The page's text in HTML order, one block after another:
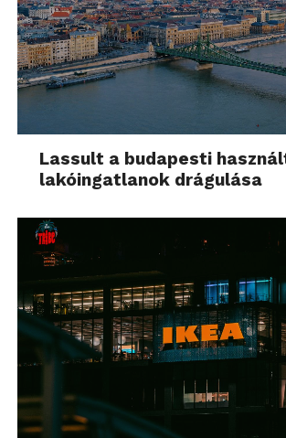
Lassult a budapesti
lakóingatlanok drágulása